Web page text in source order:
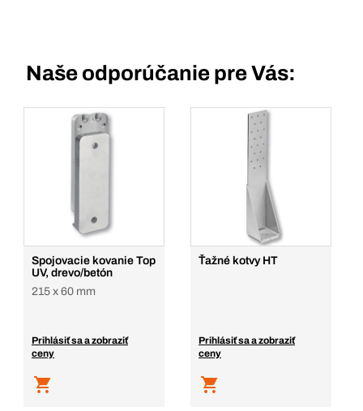
Naše odporúčanie pre Vás:
Spojovacie kovanie Top
UV, drevo/betón
215 x 60 mm
Prihlásiť sa a zobraziť
ceny
Ťažné kotvy HT
Prihlásiť sa a zobraziť
ceny